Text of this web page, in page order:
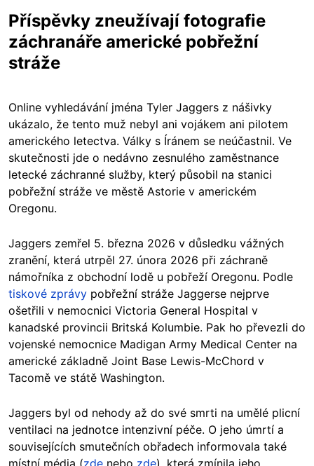
Příspěvky zneužívají fotografie
záchranáře americké pobřežní
stráže
Online vyhledávání jména Tyler Jaggers z nášivky
ukázalo, že tento muž nebyl ani vojákem ani pilotem
amerického letectva. Války s Íránem se neúčastnil. Ve
skutečnosti jde o nedávno zesnulého zaměstnance
letecké záchranné služby, který působil na stanici
pobřežní stráže ve městě Astorie v americkém
Oregonu.
Jaggers zemřel 5. března 2026 v důsledku vážných
zranění, která utrpěl 27. února 2026 při záchraně
námořníka z obchodní lodě u pobřeží Oregonu. Podle
tiskové zprávy pobřežní stráže Jaggerse nejprve
ošetřili v nemocnici Victoria General Hospital v
kanadské provincii Britská Kolumbie. Pak ho převezli do
vojenské nemocnice Madigan Army Medical Center na
americké základně Joint Base Lewis-McChord v
Tacomě ve státě Washington.
Jaggers byl od nehody až do své smrti na umělé plicní
ventilaci na jednotce intenzivní péče. O jeho úmrtí a
souvisejících smutečních obřadech informovala také